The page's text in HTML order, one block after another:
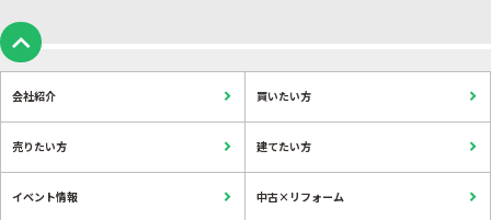
会社紹介 買いたい方
売りたい方 建てたい方
イベント情報 中古×リフォーム